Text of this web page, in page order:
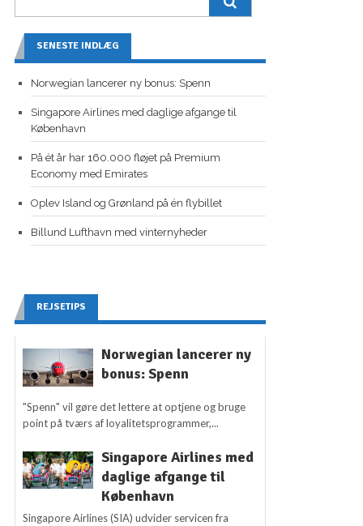
SENESTE INDLÆG
Norwegian lancerer ny bonus: Spenn
Singapore Airlines med daglige afgange til
København
På ét år har 160.000 fløjet på Premium
Economy med Emirates
Oplev Island og Grønland på én flybillet
Billund Lufthavn med vinternyheder
REJSETIPS
Norwegian lancerer ny
bonus: Spenn
"Spenn" vil gøre det lettere at optjene og bruge
point på tværs af loyalitetsprogrammer,...
Singapore Airlines med
daglige afgange til
København
Singapore Airlines (SIA) udvider servicen fra